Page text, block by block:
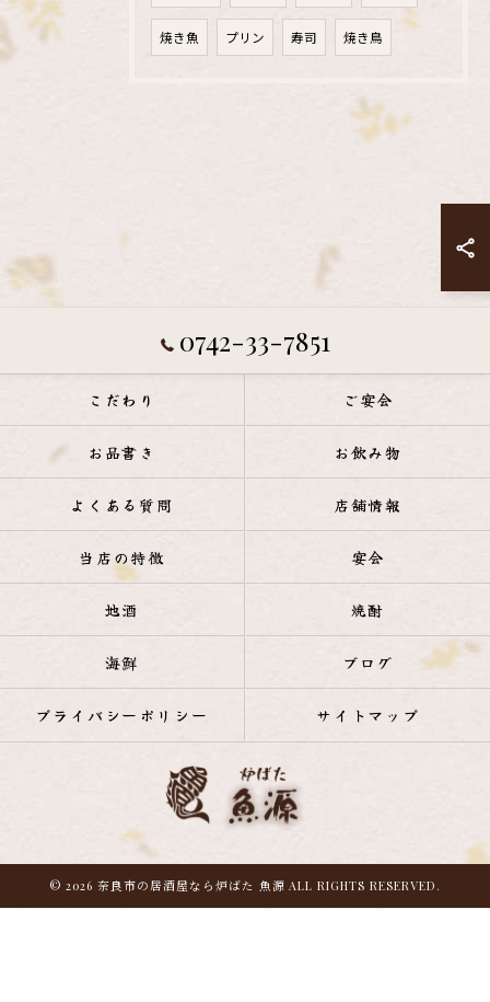
焼き魚 プリン 寿司 焼き鳥
0742-33-7851
こだわり ご宴会
お品書き お飲み物
よくある質問 店舗情報
当店の特徴 宴会
地酒 焼酎
海鮮 ブログ
プライバシーポリシー サイトマップ
© 2026 奈良市の居酒屋なら炉ばた 魚源 ALL RIGHTS RESERVED.